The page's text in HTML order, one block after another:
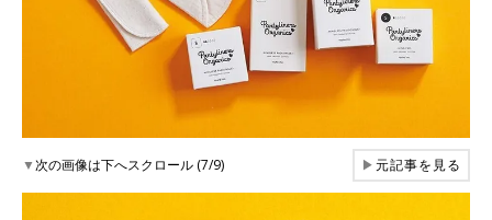
▼次の画像は下へスクロール (7/9) ▶元記事を見る